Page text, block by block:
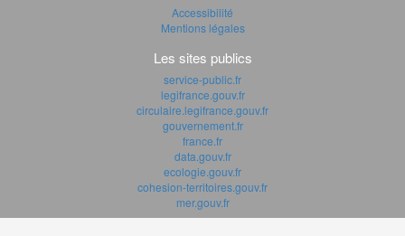
Accessibilité
Mentions légales
Les sites publics
service-public.fr
legifrance.gouv.fr
circulaire.legifrance.gouv.fr
gouvernement.fr
france.fr
data.gouv.fr
ecologie.gouv.fr
cohesion-territoires.gouv.fr
mer.gouv.fr